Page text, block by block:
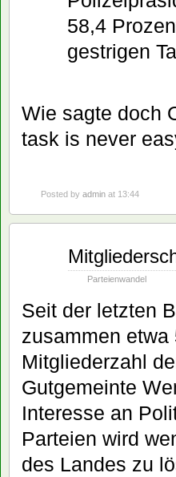
58,4
gestrigen
Wie sagte doch
task is never
Posted by admin at 13:44
Parteienwandel
Seit der letzten
zusammen
Mitgliederzahl
Gutgemeinte
Interesse an
Parteien wird
des Landes zu